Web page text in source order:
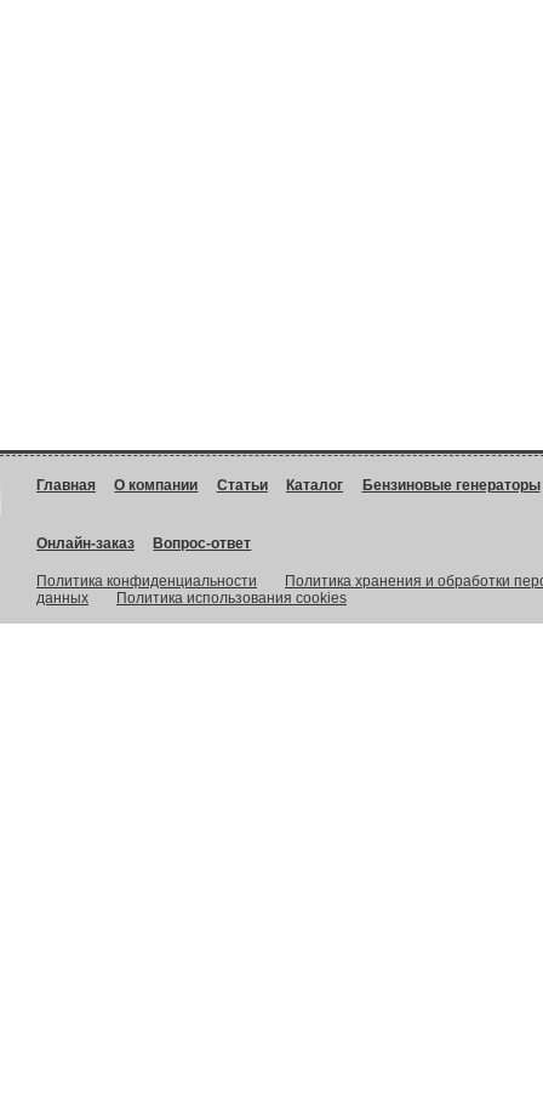
Главная О компании Статьи Каталог Бензиновые генераторы
Онлайн-заказ Вопрос-ответ
Политика конфиденциальности
Политика хранения и обработки
данных
Политика использования cookies